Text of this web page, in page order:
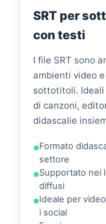
SRT per
con testi
I file SRT sono
ambienti video
sottotitoli.
di canzoni,
didascalie
Formato
settore
Supportato nei
diffusi
Ideale per
i social